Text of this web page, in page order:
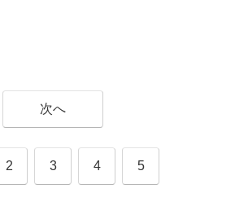
次へ
2 3 4 5